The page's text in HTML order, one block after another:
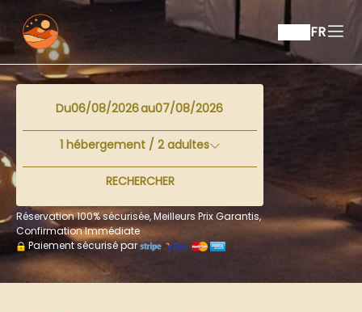
FR
Du au
1 hébergement / 2adultes
RECHERCHER
Réservation 100% sécurisée, Meilleurs Prix Garantis,
Confirmation Immédiate
Paiement sécurisé par